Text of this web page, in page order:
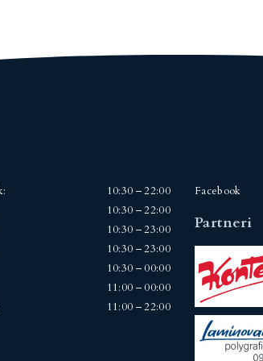
10:30 – 22:00
10:30 – 22:00
10:30 – 23:00
10:30 – 23:00
10:30 – 00:00
11:00 – 00:00
11:00 – 22:00
Facebook
Partneri